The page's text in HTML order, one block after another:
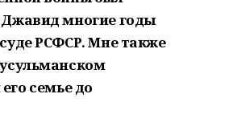
Джавид многие годы
РСФСР. Мне также
семье до